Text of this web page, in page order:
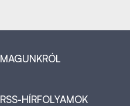
MAGUNKRÓL
RSS-HÍRFOLYAMOK